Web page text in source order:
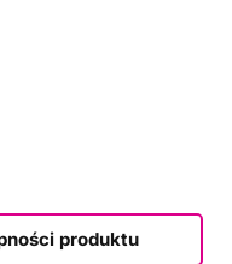
produktu